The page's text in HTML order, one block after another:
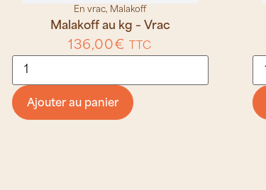
En vrac, Malakoff
Malakoff au kg – Vrac
136,00€ TTC
Ajouter au panier